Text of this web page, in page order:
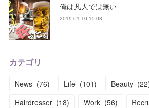
俺は凡人では無い
2019.01.10 15:03
カテゴリ
News (76) Life (101) Beauty (22
Hairdresser (18) Work (56)